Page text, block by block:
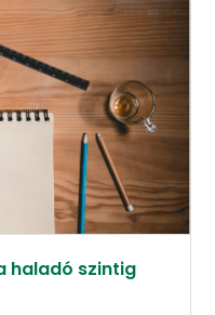
haladó szintig